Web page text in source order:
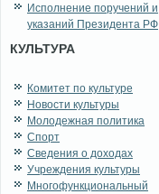
Исполнение поручений и
указаний Президента РФ
КУЛЬТУРА
Комитет по культуре
Новости культуры
Молодежная политика
Спорт
Сведения о доходах
Учреждения культуры
Многофункциональный